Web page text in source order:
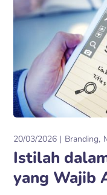
20/03/2026 Branding
Istilah
yang Wajib